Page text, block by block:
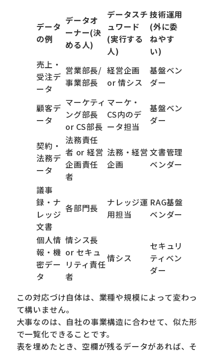
データ
の例
データオ
ーナー(決
める人)
データスチ
ュワード
(実行する
人)
技術運用
(外に委
ねやす
い)
売上・
受注デ
ータ
営業部長/
事業部長
経営企画
or 情シス
基盤ベン
ダー
顧客デ
ータ
マーケティ
ング部長
or CS部長
マーケ・
CS内のデ
ータ担当
基盤ベン
ダー
契約・
法務デ
ータ
法務責任
者 or 経営
企画責任
者
法務・経営
企画
文書管理
ベンダー
議事
録・ナ
レッジ
文書
各部門長
ナレッジ運
用担当
RAG基盤
ベンダー
個人情
報・機
密デー
タ
情シス長
or セキュ
リティ責任
者
情シス
セキュリ
ティベン
ダー
この対応づけ自体は、業種や規模によって変わっ
て構いません。
大事なのは、自社の事業構造に合わせて、似た形
で一覧化できることです。
表を埋めたとき、空欄が残るデータがあれば、そ